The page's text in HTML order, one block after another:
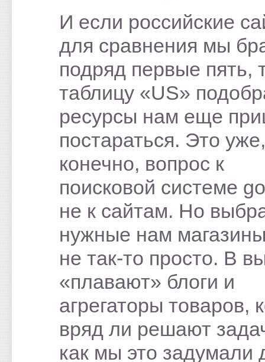
И если российские
для сравнения мы
подряд первые пять,
таблицу «US»
ресурсы нам еще
постараться. Это уже,
конечно, вопрос к
поисковой системе
не к сайтам. Но
нужные нам
не так-то просто. В
«плавают» блоги и
агрегаторы товаров,
вряд ли решают
как мы это задумали